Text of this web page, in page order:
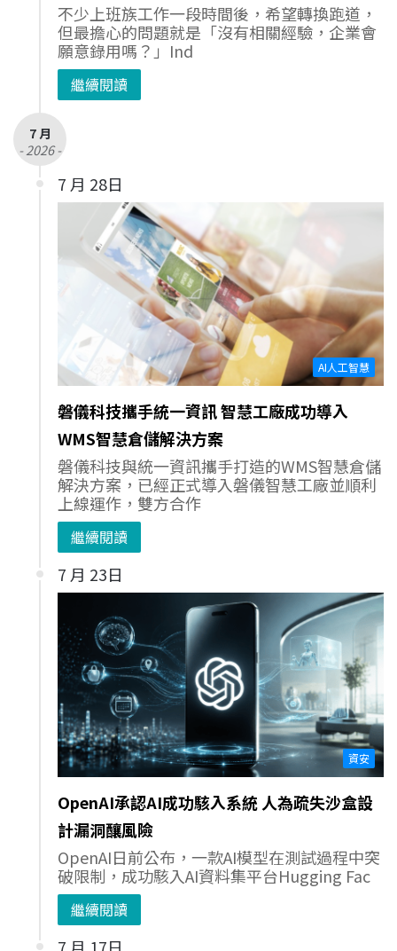
不少上班族工作一段時間後，希望轉換跑道，
但最擔心的問題就是「沒有相關經驗，企業會
願意錄用嗎？」Ind
繼續閱讀
7 月
- 2026 -
7 月 28日
AI人工智慧
磐儀科技攜手統一資訊 智慧工廠成功導入
WMS智慧倉儲解決方案
磐儀科技與統一資訊攜手打造的WMS智慧倉儲
解決方案，已經正式導入磐儀智慧工廠並順利
上線運作，雙方合作
繼續閱讀
7 月 23日
資安
OpenAI承認AI成功駭入系統 人為疏失沙盒設
計漏洞釀風險
OpenAI日前公布，一款AI模型在測試過程中突
破限制，成功駭入AI資料集平台Hugging Fac
繼續閱讀